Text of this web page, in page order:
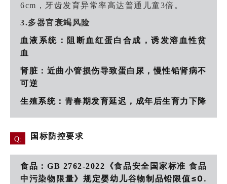
6cm，牙齿发育异常率高达普通儿童3倍。
3.多器官衰竭风险
血液系统：阻断血红蛋白合成，诱发溶血性贫
血
肾脏：近曲小管损伤导致蛋白尿，慢性铅肾病不
可逆
生殖系统：青春期发育延迟，成年后生育力下降
Q: 国标防控要求
食品 ：GB 2762-2022 《食品安全国家标准 食品
中污染物限量》 规定婴幼儿谷物制品铅限值≤0.